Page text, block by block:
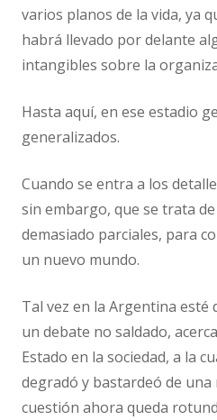
varios planos de la vida, ya
habrá llevado por delante
intangibles sobre la
Hasta aquí, en ese estadio
generalizados.
Cuando se entra a los
sin embargo, que se trata
demasiado parciales, para
un nuevo mundo.
Tal vez en la Argentina esté
un debate no saldado,
Estado en la sociedad, a la
degradó y bastardeó de
cuestión ahora queda